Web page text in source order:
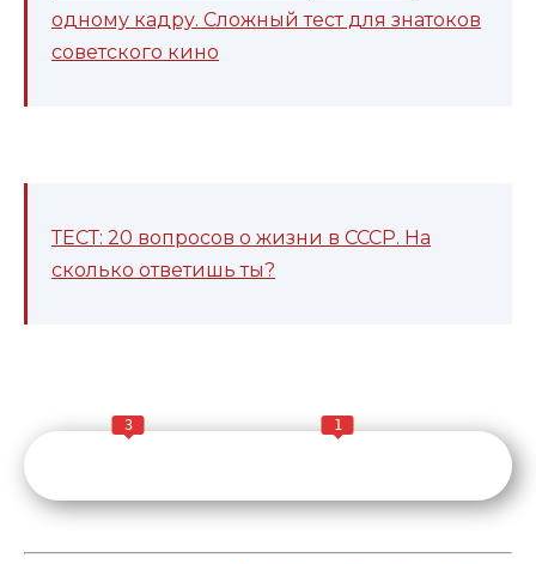
одному кадру. Сложный тест для знатоков
советского кино
ТЕСТ: 20 вопросов о жизни в СССР. На
сколько ответишь ты?
3 1